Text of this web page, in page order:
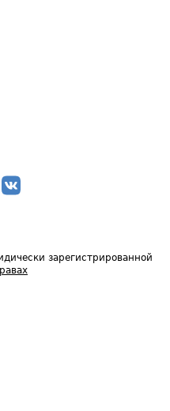
зарегистрированной